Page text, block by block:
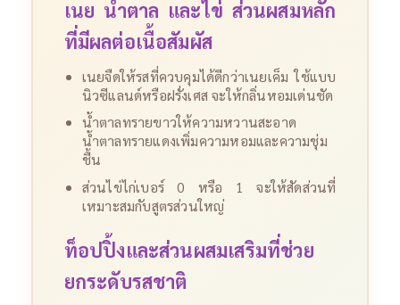
เนย น้ำตาล และไข่ ส่วนผสมหลัก
ที่มีผลต่อเนื้อสัมผัส
เนยจืดให้รสที่ควบคุมได้ดีกว่าเนยเค็ม ใช้แบบ
นิวซีแลนด์หรือฝรั่งเศส จะให้กลิ่นหอมเด่นชัด
น้ำตาลทรายขาวให้ความหวานสะอาด
น้ำตาลทรายแดงเพิ่มความหอมและความชุ่ม
ชื้น
ส่วนไข่ไก่เบอร์ 0 หรือ 1 จะให้สัดส่วนที่
เหมาะสมกับสูตรส่วนใหญ่
ท็อปปิ้งและส่วนผสมเสริมที่ช่วย
ยกระดับรสชาติ